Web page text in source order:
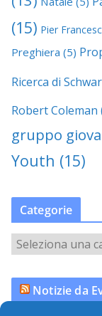
(15) Pier
Preghiera (5)
Ricerca di
Robert Coleman
gruppo
Youth (15)
Categorie
a
t
Notizie da